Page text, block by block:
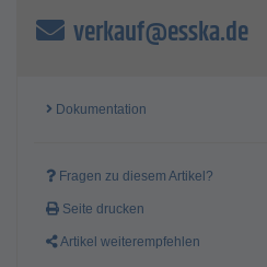
verkauf@esska.de
Dokumentation
Fragen zu diesem Artikel?
Seite drucken
Artikel weiterempfehlen